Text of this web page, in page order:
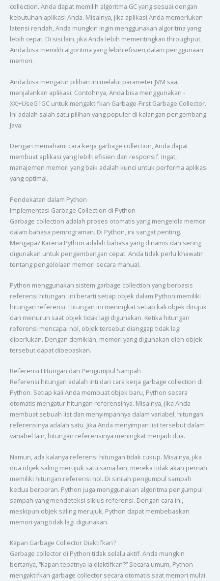
collection. Anda dapat memilih algoritma GC yang sesuai dengan
kebutuhan aplikasi Anda. Misalnya, jika aplikasi Anda memerlukan
latensi rendah, Anda mungkin ingin menggunakan algoritma yang
lebih cepat. Di sisi lain, jika Anda lebih mementingkan throughput,
Anda bisa memilih algoritma yang lebih efisien dalam penggunaan
memori.
Anda bisa mengatur pilihan ini melalui parameter JVM saat
menjalankan aplikasi. Contohnya, Anda bisa menggunakan -
XX:+UseG1GC untuk mengaktifkan Garbage-First Garbage Collector.
Ini adalah salah satu pilihan yang populer di kalangan pengembang
Java.
Dengan memahami cara kerja garbage collection, Anda dapat
membuat aplikasi yang lebih efisien dan responsif. Ingat,
manajemen memori yang baik adalah kunci untuk performa aplikasi
yang optimal.
Pendekatan dalam Python
Implementasi Garbage Collection di Python
Garbage collection adalah proses otomatis yang mengelola memori
dalam bahasa pemrograman. Di Python, ini sangat penting.
Mengapa? Karena Python adalah bahasa yang dinamis dan sering
digunakan untuk pengembangan cepat. Anda tidak perlu khawatir
tentang pengelolaan memori secara manual.
Python menggunakan sistem garbage collection yang berbasis
referensi hitungan. Ini berarti setiap objek dalam Python memiliki
hitungan referensi. Hitungan ini meningkat setiap kali objek dirujuk
dan menurun saat objek tidak lagi digunakan. Ketika hitungan
referensi mencapai nol, objek tersebut dianggap tidak lagi
diperlukan. Dengan demikian, memori yang digunakan oleh objek
tersebut dapat dibebaskan.
Referensi Hitungan dan Pengumpul Sampah
Referensi hitungan adalah inti dari cara kerja garbage collection di
Python. Setiap kali Anda membuat objek baru, Python secara
otomatis mengatur hitungan referensinya. Misalnya, jika Anda
membuat sebuah list dan menyimpannya dalam variabel, hitungan
referensinya adalah satu. Jika Anda menyimpan list tersebut dalam
variabel lain, hitungan referensinya meningkat menjadi dua.
Namun, ada kalanya referensi hitungan tidak cukup. Misalnya, jika
dua objek saling merujuk satu sama lain, mereka tidak akan pernah
memiliki hitungan referensi nol. Di sinilah pengumpul sampah
kedua berperan. Python juga menggunakan algoritma pengumpul
sampah yang mendeteksi siklus referensi. Dengan cara ini,
meskipun objek saling merujuk, Python dapat membebaskan
memori yang tidak lagi digunakan.
Kapan Garbage Collector Diaktifkan?
Garbage collector di Python tidak selalu aktif. Anda mungkin
bertanya, “Kapan tepatnya ia diaktifkan?” Secara umum, Python
mengaktifkan garbage collector secara otomatis saat memori mulai